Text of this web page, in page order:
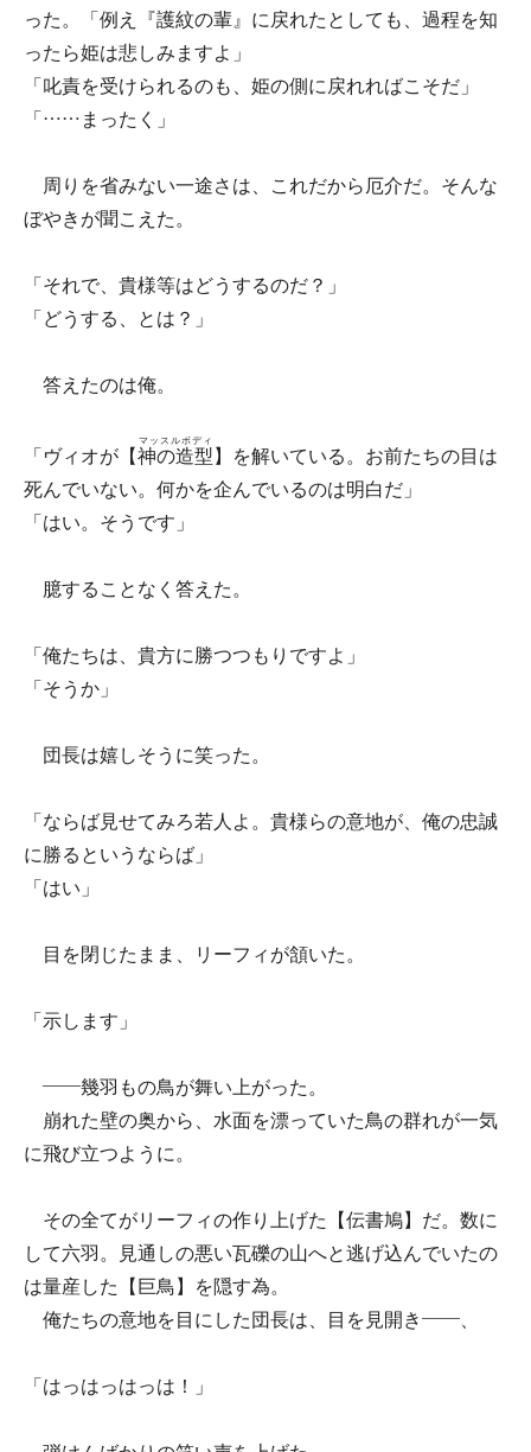
った。「例え『護紋の輩』に戻れたとしても、過程を知
ったら姫は悲しみますよ」
「叱責を受けられるのも、姫の側に戻れればこそだ」
「……まったく」
周りを省みない一途さは、これだから厄介だ。そんな
ぼやきが聞こえた。
「それで、貴様等はどうするのだ？」
「どうする、とは？」
答えたのは俺。
「ヴィオが【神の造型
マッスルボディ
】を解いている。お前たちの目は
死んでいない。何かを企んでいるのは明白だ」
「はい。そうです」
臆することなく答えた。
「俺たちは、貴方に勝つつもりですよ」
「そうか」
団長は嬉しそうに笑った。
「ならば見せてみろ若人よ。貴様らの意地が、俺の忠誠
に勝るというならば」
「はい」
目を閉じたまま、リーフィが頷いた。
「示します」
――幾羽もの鳥が舞い上がった。
崩れた壁の奥から、水面を漂っていた鳥の群れが一気
に飛び立つように。
その全てがリーフィの作り上げた【伝書鳩】だ。数に
して六羽。見通しの悪い瓦礫の山へと逃げ込んでいたの
は量産した【巨鳥】を隠す為。
俺たちの意地を目にした団長は、目を見開き――、
「はっはっはっは！」